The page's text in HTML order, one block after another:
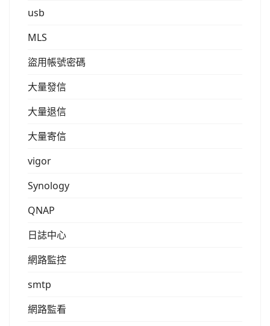
usb
MLS
盜用帳號密碼
大量發信
大量退信
大量寄信
vigor
Synology
QNAP
日誌中心
網路監控
smtp
網路監看